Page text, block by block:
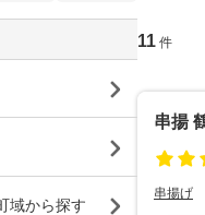
11 件
串揚
串揚げ
域から探す